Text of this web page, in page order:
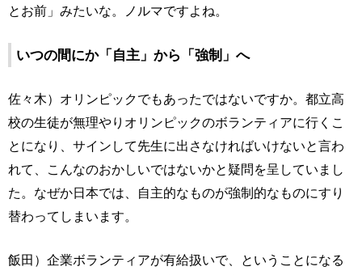
とお前」みたいな。ノルマですよね。
いつの間にか「自主」から「強制」へ
佐々木）オリンピックでもあったではないですか。都立高
校の生徒が無理やりオリンピックのボランティアに行くこ
とになり、サインして先生に出さなければいけないと言わ
れて、こんなのおかしいではないかと疑問を呈していまし
た。なぜか日本では、自主的なものが強制的なものにすり
替わってしまいます。
飯田）企業ボランティアが有給扱いで、ということになる